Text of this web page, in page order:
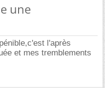
une
l'après
et mes tremblements